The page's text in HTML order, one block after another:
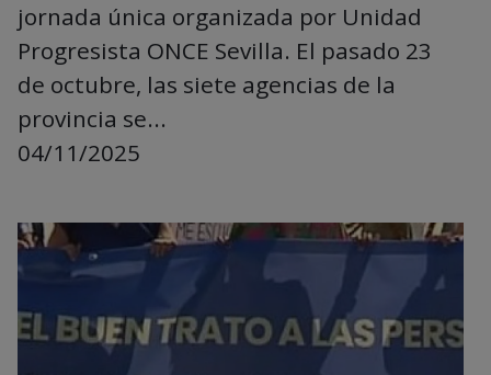
jornada única organizada por Unidad
Progresista ONCE Sevilla. El pasado 23
de octubre, las siete agencias de la
provincia se...
04/11/2025